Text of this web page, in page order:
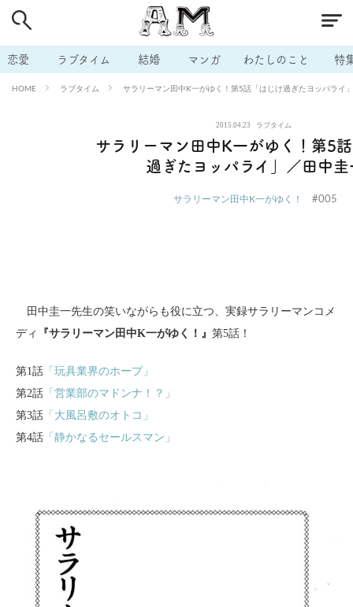
恋愛 ラブタイム 結婚 マンガ わたしのこと 特
HOME ラブタイム サラリーマン田中K一がゆく！第5話「はじけ過ぎたヨッパライ
2015.04.23 ラブタイム
サラリーマン田中K一がゆく！第5
過ぎたヨッパライ」／田中圭
サラリーマン田中K一がゆく！ #005
田中圭一先生の笑いながらも役に立つ、実録サラリーマンコメ
ディ
『サラリーマン田中K一がゆく！』 第5話！
第1話 「玩具業界のホープ」
第2話 「営業部のマドンナ！？」
第3話 「大風呂敷のオトコ」
第4話 「静かなるセールスマン」
# 男の本音 # セフレ # 不倫
# 出会う方法 # マッチングアプリ # ラブグッズ # 体の相